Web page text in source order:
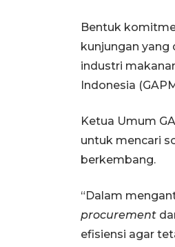
Bentuk
kunjungan yang
industri
Indonesia
Ketua Umum
untuk mencari
berkembang.
“Dalam
procurement
efisiensi agar